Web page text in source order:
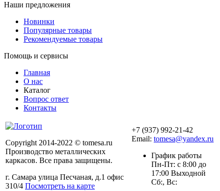
Наши предложения
Новинки
Популярные товары
Рекомендуемые товары
Помощь и сервисы
Главная
О нас
Каталог
Вопрос ответ
Контакты
Copyright 2014-2022 © tomesa.ru
Производство металлических
каркасов. Все права защищены.
г. Самара улица Песчаная, д.1 офис
310/4 Посмотреть на карте
+7 (937) 992-21-42
Email: tomesa@yandex.ru
График работы
Пн-Пт: с 8:00 до
17:00 Выходной
Сб:, Вс: